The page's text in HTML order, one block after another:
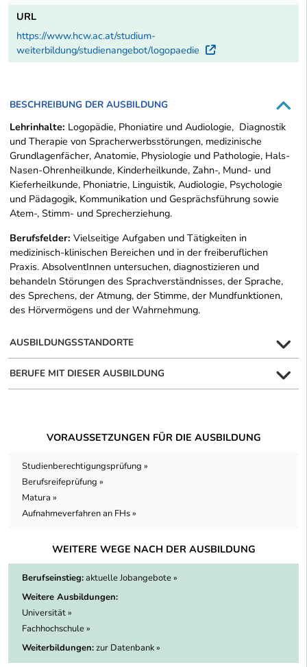
URL
https://www.hcw.ac.at/studium-
weiterbildung/studienangebot/logopaedie
Externer Link
BESCHREIBUNG DER AUSBILDUNG
Lehrinhalte: Logopädie, Phoniatire und Audiologie, Diagnostik
und Therapie von Spracherwerbsstörungen, medizinische
Grundlagenfächer, Anatomie, Physiologie und Pathologie, Hals-
Nasen-Ohrenheilkunde, Kinderheilkunde, Zahn-, Mund- und
Kieferheilkunde, Phoniatrie, Linguistik, Audiologie, Psychologie
und Pädagogik, Kommunikation und Gesprächsführung sowie
Atem-, Stimm- und Sprecherziehung.
Berufsfelder: Vielseitige Aufgaben und Tätigkeiten in
medizinisch-klinischen Bereichen und in der freiberuflichen
Praxis. AbsolventInnen untersuchen, diagnostizieren und
behandeln Störungen des Sprachverständnisses, der Sprache,
des Sprechens, der Atmung, der Stimme, der Mundfunktionen,
des Hörvermögens und der Wahrnehmung.
AUSBILDUNGSSTANDORTE
BERUFE MIT DIESER AUSBILDUNG
VORAUSSETZUNGEN FÜR DIE AUSBILDUNG
Studienberechtigungsprüfung »
Berufsreifeprüfung »
Matura »
Aufnahmeverfahren an FHs »
WEITERE WEGE NACH DER AUSBILDUNG
Berufseinstieg:aktuelle Jobangebote »
Weitere Ausbildungen:
Universität »
Fachhochschule »
Weiterbildungen:zur Datenbank »